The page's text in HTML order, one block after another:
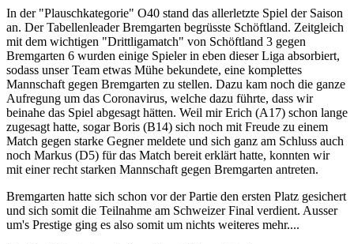
In der "Plauschkategorie" O40 stand das allerletzte Spiel der Saison
an. Der Tabellenleader Bremgarten begrüsste Schöftland. Zeitgleich
mit dem wichtigen "Drittligamatch" von Schöftland 3 gegen
Bremgarten 6 wurden einige Spieler in eben dieser Liga absorbiert,
sodass unser Team etwas Mühe bekundete, eine komplettes
Mannschaft gegen Bremgarten zu stellen. Dazu kam noch die ganze
Aufregung um das Coronavirus, welche dazu führte, dass wir
beinahe das Spiel abgesagt hätten. Weil mir Erich (A17) schon lange
zugesagt hatte, sogar Boris (B14) sich noch mit Freude zu einem
Match gegen starke Gegner meldete und sich ganz am Schluss auch
noch Markus (D5) für das Match bereit erklärt hatte, konnten wir
mit einer recht starken Mannschaft gegen Bremgarten antreten.
Bremgarten hatte sich schon vor der Partie den ersten Platz gesichert
und sich somit die Teilnahme am Schweizer Final verdient. Ausser
um's Prestige ging es also somit um nichts weiteres mehr....